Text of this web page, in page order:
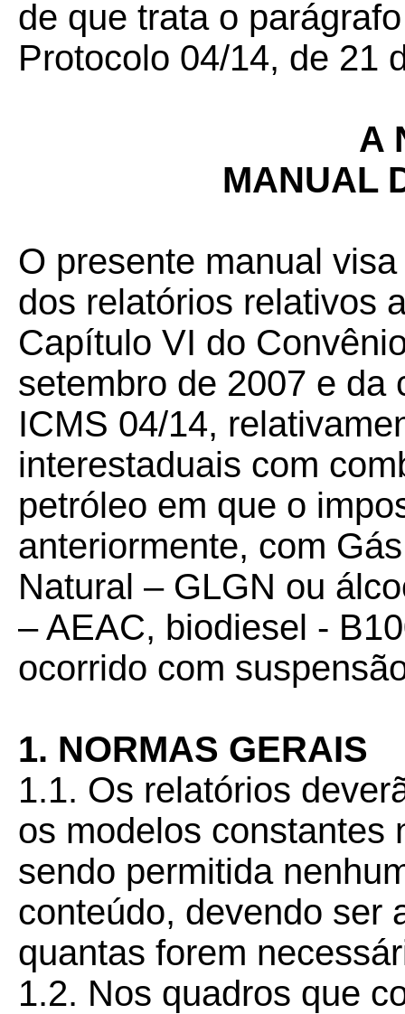
de que trata o
Protocolo 04/14, de 21
A
MANUAL
O presente manual
dos relatórios relativos
Capítulo VI do
setembro de 2007 e da
ICMS 04/14,
interestaduais com
petróleo em que o
anteriormente, com
Natural – GLGN ou
– AEAC, biodiesel -
ocorrido com
1. NORMAS GERAIS
1.1. Os relatórios
os modelos constantes
sendo permitida
conteúdo, devendo ser
quantas forem
1.2. Nos quadros que